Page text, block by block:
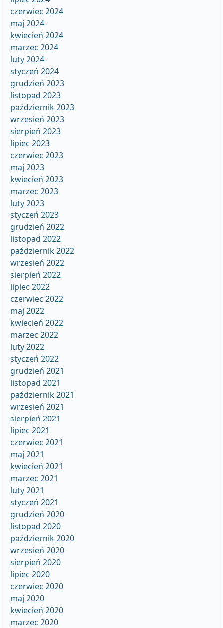
czerwiec 2024
maj 2024
kwiecień 2024
marzec 2024
luty 2024
styczeń 2024
grudzień 2023
listopad 2023
październik 2023
wrzesień 2023
sierpień 2023
lipiec 2023
czerwiec 2023
maj 2023
kwiecień 2023
marzec 2023
luty 2023
styczeń 2023
grudzień 2022
listopad 2022
październik 2022
wrzesień 2022
sierpień 2022
lipiec 2022
czerwiec 2022
maj 2022
kwiecień 2022
marzec 2022
luty 2022
styczeń 2022
grudzień 2021
listopad 2021
październik 2021
wrzesień 2021
sierpień 2021
lipiec 2021
czerwiec 2021
maj 2021
kwiecień 2021
marzec 2021
luty 2021
styczeń 2021
grudzień 2020
listopad 2020
październik 2020
wrzesień 2020
sierpień 2020
lipiec 2020
czerwiec 2020
maj 2020
kwiecień 2020
marzec 2020